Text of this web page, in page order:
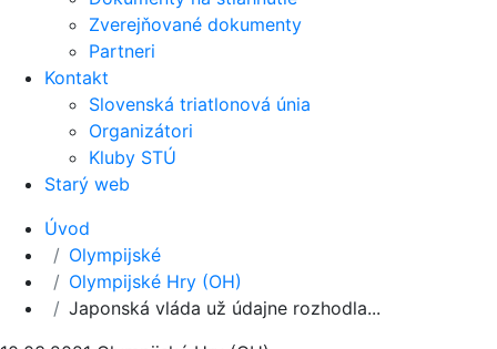
Zverejňované dokumenty
Partneri
Kontakt
Slovenská triatlonová únia
Organizátori
Kluby STÚ
Starý web
Úvod
Olympijské
Olympijské Hry (OH)
Japonská vláda už údajne rozhodla...